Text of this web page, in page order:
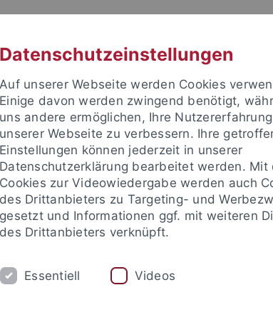
Fakultät
Datenschutzeinstellungen
Auf unserer Webseite werden Cookies
Einige davon werden zwingend benötigt,
uns andere ermöglichen, Ihre
unserer Webseite zu verbessern. Ihre
Einstellungen können jederzeit in unserer
Datenschutzerklärung bearbeitet werden. Mit
Cookies zur Videowiedergabe werden auch
des Drittanbieters zu Targeting- und
gesetzt und Informationen ggf. mit weiteren
des Drittanbieters verknüpft.
Essentiell Videos